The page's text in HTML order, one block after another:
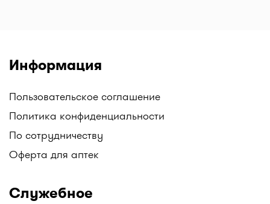
Информация
Пользовательское соглашение
Политика конфиденциальности
По сотрудничеству
Оферта для аптек
Служебное